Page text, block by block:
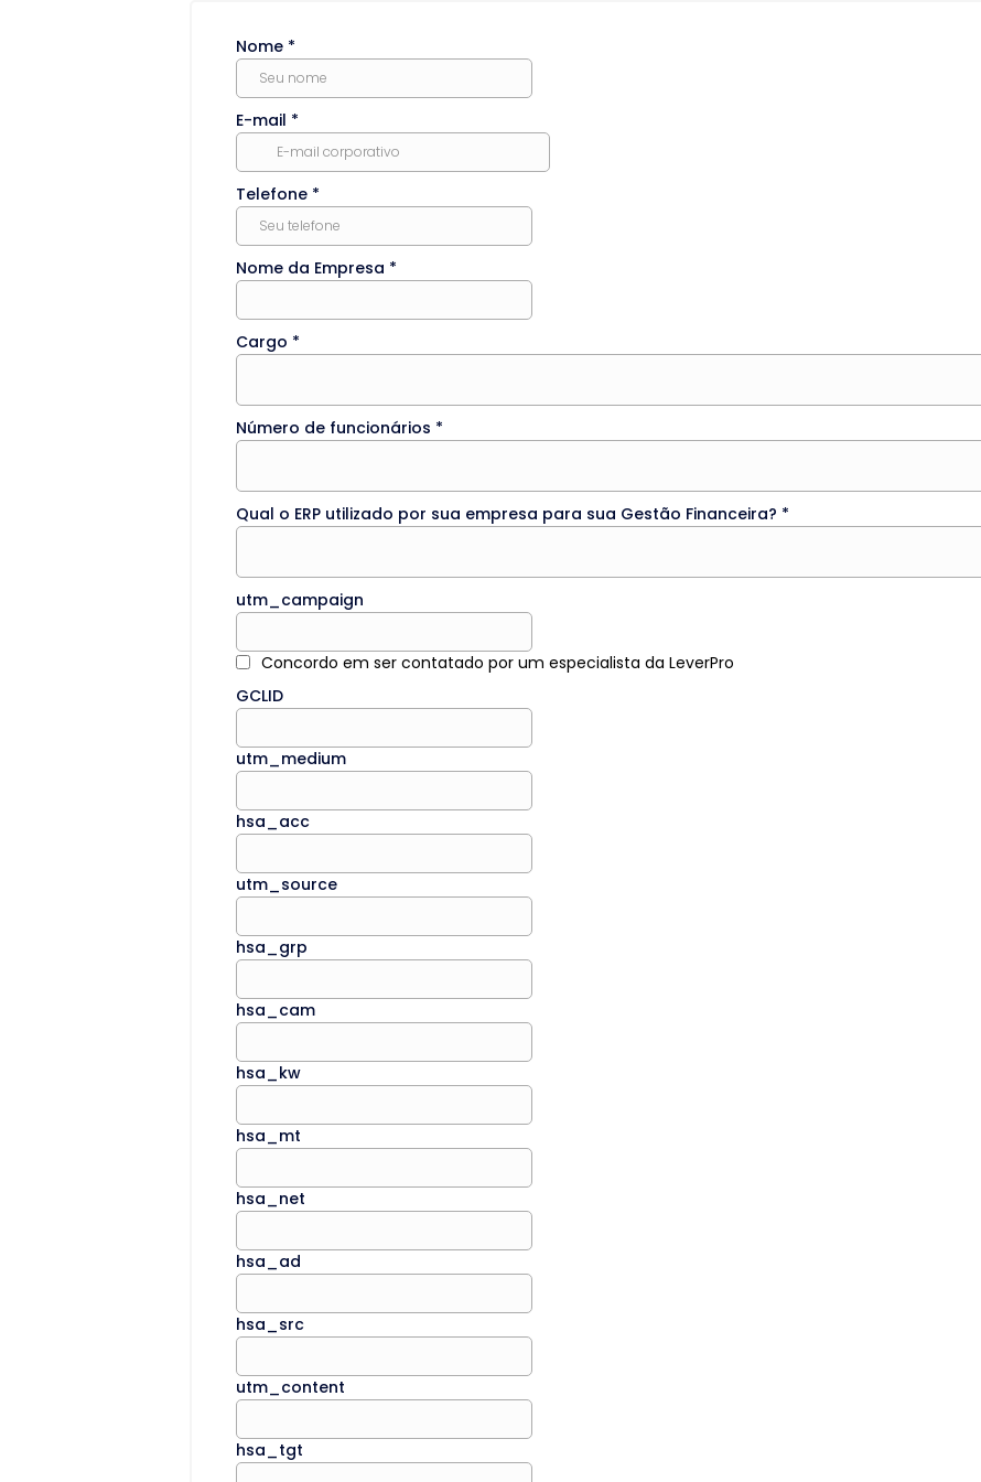
Nome *
E-mail *
Telefone *
Nome da Empresa *
Cargo *
Número de funcionários *
Qual o ERP utilizado por sua empresa para sua Gestão Financeira? *
utm_campaign
Concordo em ser contatado por um especialista da LeverPro
GCLID
utm_medium
hsa_acc
utm_source
hsa_grp
hsa_cam
hsa_kw
hsa_mt
hsa_net
hsa_ad
hsa_src
utm_content
hsa_tgt